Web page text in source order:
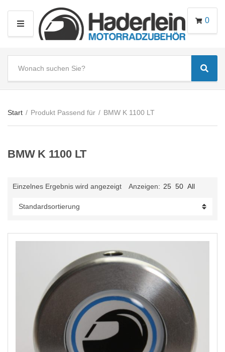
M
U
e
y
c
x
0
Start / Produkt Passend für / BMW K 1100 LT
BMW K 1100 LT
Einzelnes Ergebnis wird angezeigt Anzeigen: 25 50 All